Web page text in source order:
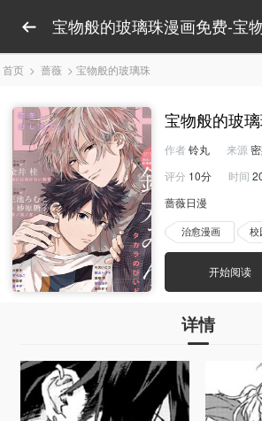
宝物般的玻璃珠漫画免费-宝
首页 > 蔷薇 > 宝物般的玻璃珠
宝物般的玻
作者 铃丸 来源
评分 10分 时间
蔷薇日漫
治愈漫画 校
开始阅读
详情